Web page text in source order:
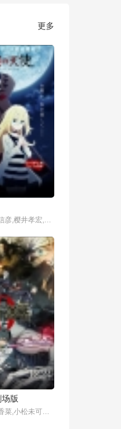
更多
千菅春香,冈本信彦,樱井孝宏,藤原夏海,伊濑茉莉也
版
绪方惠美,花泽香菜,小松未可子,内山昂辉,关智一,中村悠一,樱井孝宏